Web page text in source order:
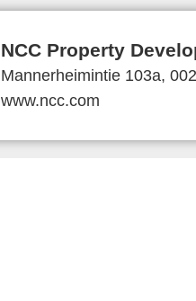
NCC Property
Mannerheimintie 103a,
www.ncc.com